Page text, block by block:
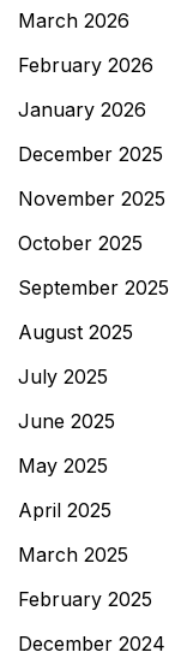
March 2026
February 2026
January 2026
December 2025
November 2025
October 2025
September 2025
August 2025
July 2025
June 2025
May 2025
April 2025
March 2025
February 2025
December 2024